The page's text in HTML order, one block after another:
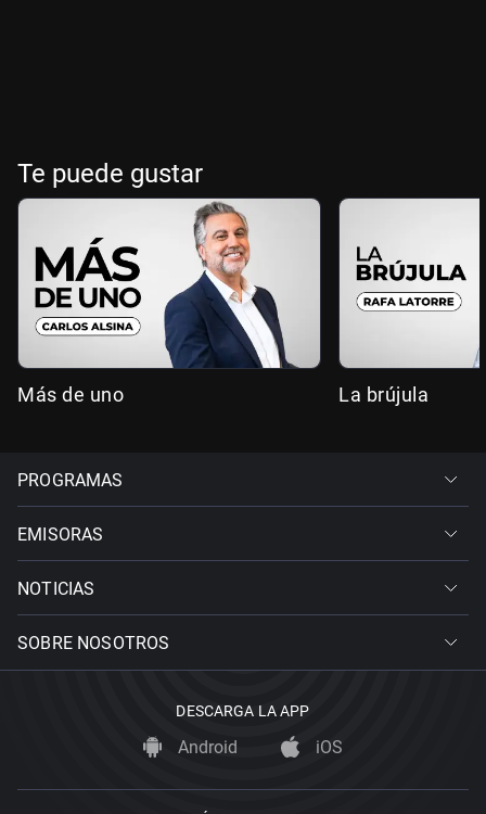
Te puede gustar
Más de uno La brújula
PROGRAMAS
EMISORAS
NOTICIAS
SOBRE NOSOTROS
DESCARGA LA APP
Android iOS